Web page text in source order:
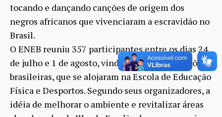
tocando e dançando canções de origem dos
negros africanos que vivenciaram a escravidão no
Brasil.
O ENEB reuniu 357 participantes entre os dias 24
de julho e 1 de agosto, vindos de todas as regiões
brasileiras, que se alojaram na Escola de Educação
Física e Desportos. Segundo seus organizadores, a
idéia de melhorar o ambiente e revitalizar áreas